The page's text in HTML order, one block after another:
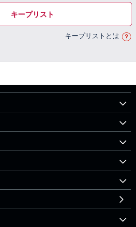
キープリスト
キープリストとは